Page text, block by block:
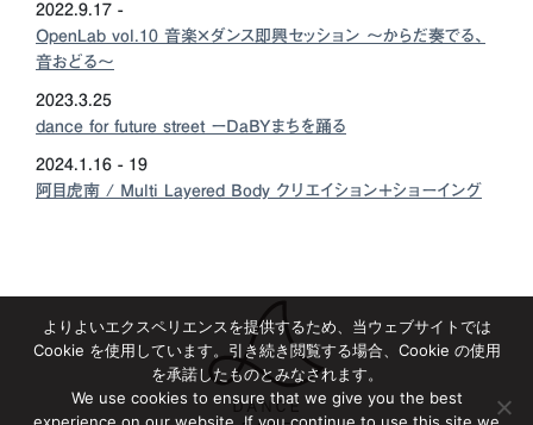
2022.9.17 -
OpenLab vol.10 音楽×ダンス即興セッション 〜からだ奏でる、
音おどる〜
2023.3.25
dance for future street ーDaBYまちを踊る
2024.1.16 - 19
阿目虎南 / Multi Layered Body クリエイション＋ショーイング
よりよいエクスペリエンスを提供するため、当ウェブサイトでは
Cookie を使用しています。引き続き閲覧する場合、Cookie の使用
を承諾したものとみなされます。
We use cookies to ensure that we give you the best